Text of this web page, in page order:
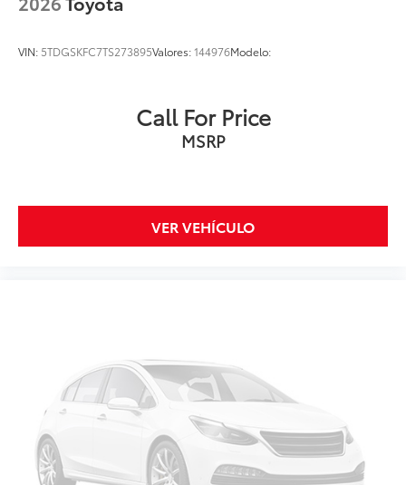
VIN: 5TDGSKFC7TS273895Valores:144976Modelo:
Call For Price
MSRP
VER VEHÍCULO